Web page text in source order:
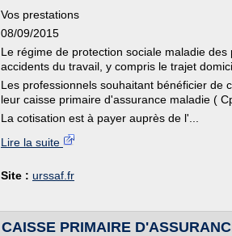
Vos prestations
08/09/2015
Le régime de protection sociale maladie
accidents du travail, y compris le trajet
Les professionnels souhaitant bénéficier de
leur caisse primaire d'assurance maladie (
La cotisation est à payer auprès de l'...
Lire la suite
Site : urssaf.fr
CAISSE PRIMAIRE